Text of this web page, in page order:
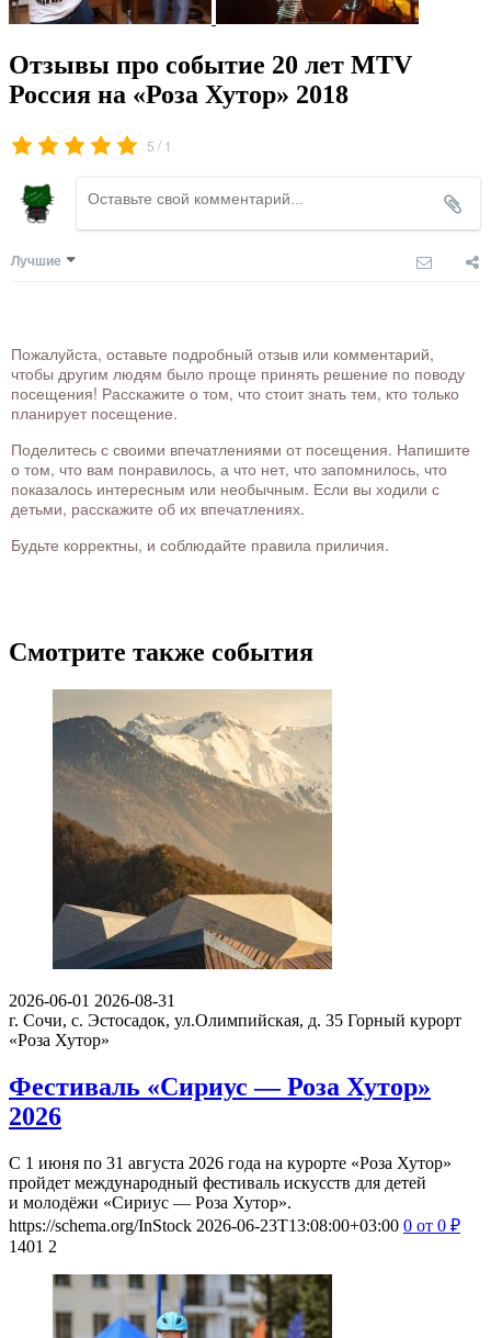
Отзывы про событие 20 лет MTV
Россия на «Роза Хутор» 2018
5 / 1
Лучшие
Пожалуйста, оставьте подробный отзыв или комментарий,
чтобы другим людям было проще принять решение по поводу
посещения! Расскажите о том, что стоит знать тем, кто только
планирует посещение.
Поделитесь с своими впечатлениями от посещения. Напишите
о том, что вам понравилось, а что нет, что запомнилось, что
показалось интересным или необычным. Если вы ходили с
детьми, расскажите об их впечатлениях.
Будьте корректны, и соблюдайте правила приличия.
Смотрите также события
2026-06-01 2026-08-31
г. Сочи, с. Эстосадок, ул.Олимпийская, д. 35 Горный курорт
«Роза Хутор»
Фестиваль «Сириус — Роза Хутор»
2026
С 1 июня по 31 августа 2026 года на курорте «Роза Хутор»
пройдет международный фестиваль искусств для детей
и молодёжи «Сириус — Роза Хутор».
https://schema.org/InStock 2026-06-23T13:08:00+03:00 0 от 0 ₽
1401 2